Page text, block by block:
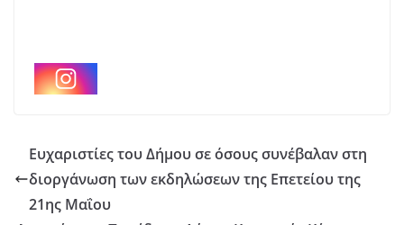
Ευχαριστίες του Δήμου σε όσους συνέβαλαν στη
διοργάνωση των εκδηλώσεων της Επετείου της
21ης Μαΐου